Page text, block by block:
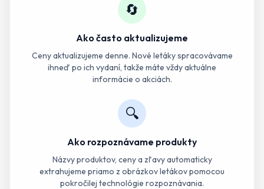
🔄
Ako často aktualizujeme
Ceny aktualizujeme denne. Nové letáky spracovávame
ihneď po ich vydaní, takže máte vždy aktuálne
informácie o akciách.
🔍
Ako rozpoznávame produkty
Názvy produktov, ceny a zľavy automaticky
extrahujeme priamo z obrázkov letákov pomocou
pokročilej technológie rozpoznávania.